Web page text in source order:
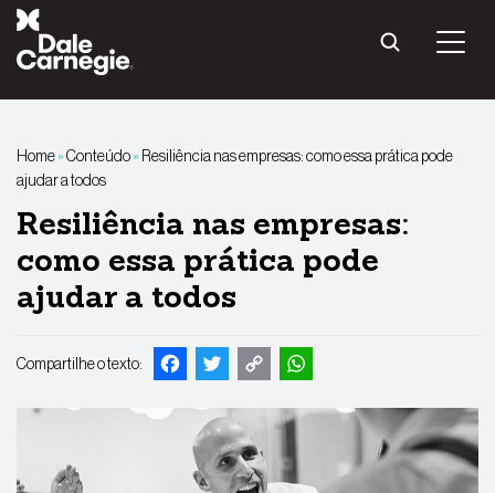
Pular
conteúdo
Home»Conteúdo» Resiliência nas empresas: como essa prática pode
ajudar a todos
Resiliência nas empresas:
como essa prática pode
ajudar a todos
Compartilhe o texto: Facebook
Twitter
Copy
Link
WhatsApp